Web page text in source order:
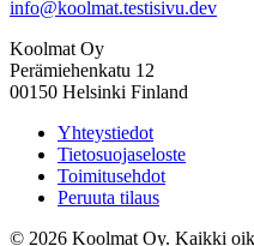
info@koolmat.testisivu.dev
Koolmat Oy
Perämiehenkatu 12
00150 Helsinki Finland
Yhteystiedot
Tietosuojaseloste
Toimitusehdot
Peruuta tilaus
© 2026 Koolmat Oy. Kaikki